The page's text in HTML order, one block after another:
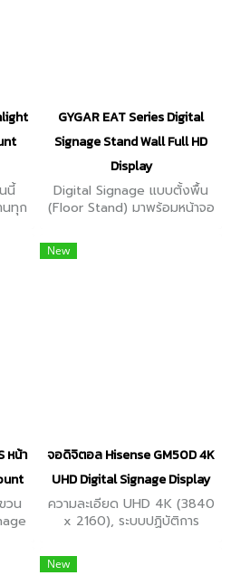
นี้
นทุก
ง
GYGAR EAT Series Digital
Signage Stand Wall Full HD
Display
Digital Signage แบบตั้งพื้น
(Floor Stand) มาพร้อมหน้าจอ
นิ้ว รองรับระบบปฏิบัติการ
Android และเชื่อมต่อผ่าน Wi-
หน้า
วน
New
จอดิจิตอล Hisense GM50D 4K
UHD Digital Signage Display
ความละเอียด UHD 4K (3840
x 2160), ระบบปฏิบัติการ
nits แชร์หน้าจอแบบไร้สายในตัว,
18/7 Duty Cycle | Portrait &
New